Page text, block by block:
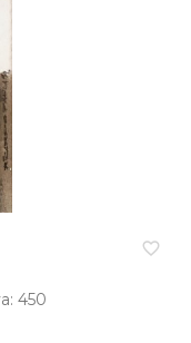
favorite_border
450